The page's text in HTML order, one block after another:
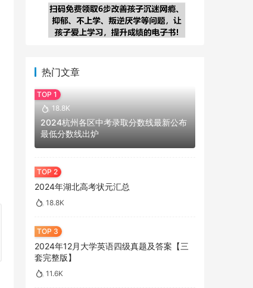
热门文章
18.8K
2024杭州各区中考录取分数线最新公布
最低分数线出炉
2024年湖北高考状元汇总
18.8K
2024年12月大学英语四级真题及答案【三
套完整版】
11.6K